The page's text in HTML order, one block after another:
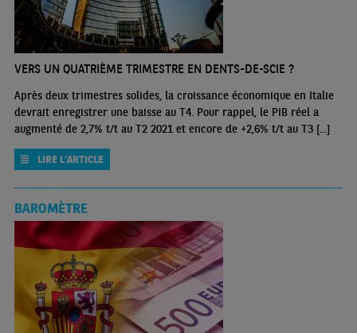
VERS UN QUATRIÈME TRIMESTRE EN DENTS-DE-SCIE ?
Après deux trimestres solides, la croissance économique en Italie
devrait enregistrer une baisse au T4. Pour rappel, le PIB réel a
augmenté de 2,7% t/t au T2 2021 et encore de +2,6% t/t au T3 [...]
LIRE L'ARTICLE
BAROMÈTRE